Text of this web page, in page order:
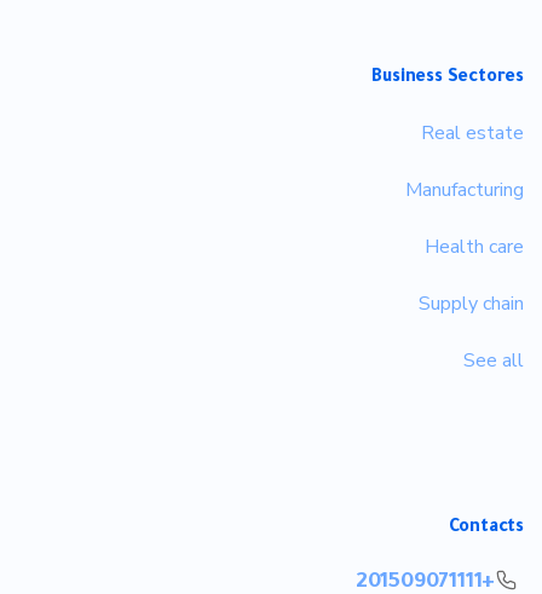
Business Sectores
Real estate
Manufacturing
Health care
Supply chain
See all
Contacts
+201509071111